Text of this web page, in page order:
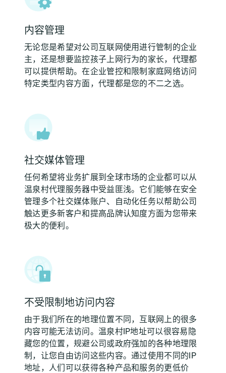
内容管理
无论您是希望对公司互联网使用进行管制的企业
主，还是想要监控孩子上网行为的家长，代理都
可以提供帮助。在企业管控和限制家庭网络访问
特定类型内容方面，代理都是您的不二之选。
社交媒体管理
任何希望将业务扩展到全球市场的企业都可以从
温泉村代理服务器中受益匪浅。它们能够在安全
管理多个社交媒体账户、自动化任务以帮助公司
触达更多新客户和提高品牌认知度方面为您带来
极大的便利。
不受限制地访问内容
由于我们所在的地理位置不同，互联网上的很多
内容可能无法访问。温泉村IP地址可以很容易隐
藏您的位置，规避公司或政府强加的各种地理限
制，让您自由访问这些内容。通过使用不同的IP
地址，人们可以获得各种产品和服务的更低价